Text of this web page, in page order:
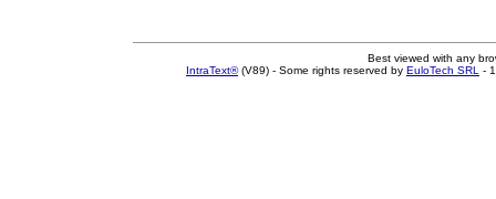
Best viewed with any
IntraText®(V89) - Some rights reserved by EuloTech SRL -